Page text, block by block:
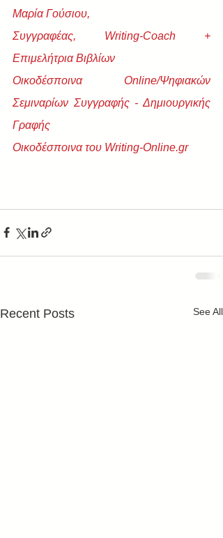
Μαρία Γούσιου,
Συγγραφέας, Writing-Coach +
Eπιμελήτρια Βιβλίων
Οικοδέσποινα Online/Ψηφιακών
Σεμιναρίων Συγγραφής - Δημιουργικής
Γραφής
Οικοδέσποινα του Writing-Online.gr
Recent Posts See All